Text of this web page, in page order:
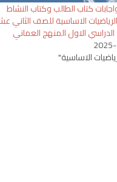
كتاب الطالب وكتاب النشاط
الاساسية للصف الثاني
الاول المنهج العماني
الاساسية"